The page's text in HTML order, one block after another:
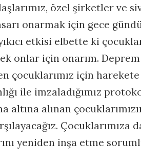
özel şirketler ve
onarmak için gece
etkisi elbette ki
onlar için onarım.
çocuklarımız için harekete
ile imzaladığımız
altına alınan
Çocuklarımıza
yeniden inşa etme